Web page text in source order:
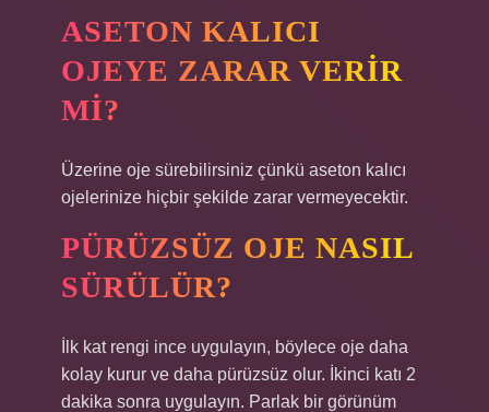
ASETON KALICI
OJEYE ZARAR VERIR
MI?
Üzerine oje sürebilirsiniz çünkü aseton kalıcı
ojelerinize hiçbir şekilde zarar vermeyecektir.
PÜRÜZSÜZ OJE NASIL
SÜRÜLÜR?
İlk kat rengi ince uygulayın, böylece oje daha
kolay kurur ve daha pürüzsüz olur. İkinci katı 2
dakika sonra uygulayın. Parlak bir görünüm